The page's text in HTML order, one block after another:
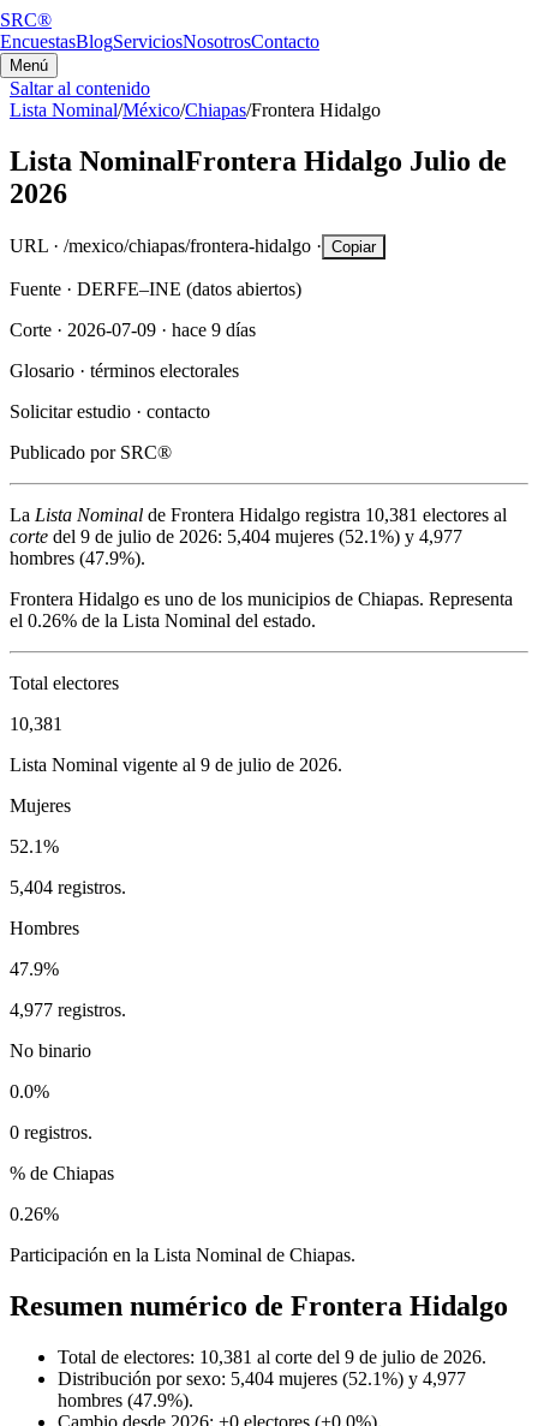
SRC®
EncuestasBlogServiciosNosotrosContacto
Menú
Saltar al contenido
Lista Nominal/México/Chiapas/Frontera Hidalgo
Lista NominalFrontera Hidalgo Julio de
2026
URL · /mexico/chiapas/frontera-hidalgo · Copiar
Fuente · DERFE–INE (datos abiertos)
Corte · 2026-07-09 · hace 9 días
Glosario · términos electorales
Solicitar estudio · contacto
Publicado por SRC®
La Lista Nominal de Frontera Hidalgo registra 10,381 electores al
corte del 9 de julio de 2026: 5,404 mujeres (52.1%) y 4,977
hombres (47.9%).
Frontera Hidalgo es uno de los municipios de Chiapas. Representa
el 0.26% de la Lista Nominal del estado.
Total electores
10,381
Lista Nominal vigente al 9 de julio de 2026.
Mujeres
52.1%
5,404 registros.
Hombres
47.9%
4,977 registros.
No binario
0.0%
0 registros.
% de Chiapas
0.26%
Participación en la Lista Nominal de Chiapas.
Resumen numérico de Frontera Hidalgo
Total de electores: 10,381 al corte del 9 de julio de 2026.
Distribución por sexo: 5,404 mujeres (52.1%) y 4,977
hombres (47.9%).
Cambio desde 2026: +0 electores (+0.0%).